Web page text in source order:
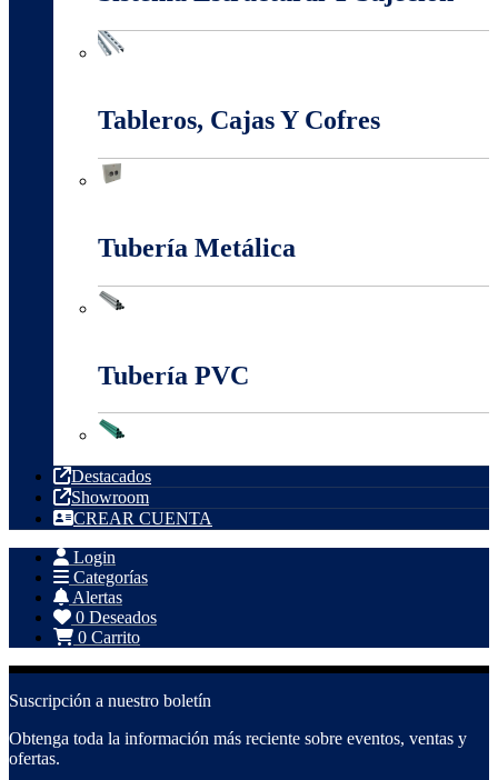
Tableros, Cajas Y Cofres
Tubería Metálica
Tubería PVC
Destacados
Showroom
CREAR CUENTA
Login
Categorías
Alertas
0 Deseados
0 Carrito
Suscripción a nuestro boletín
Obtenga toda la información más reciente sobre eventos, ventas y
ofertas.